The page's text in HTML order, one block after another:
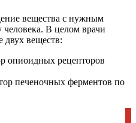
вещества с нужным
В целом врачи
двух веществ:
опиоидных рецепторов
печеночных ферментов по